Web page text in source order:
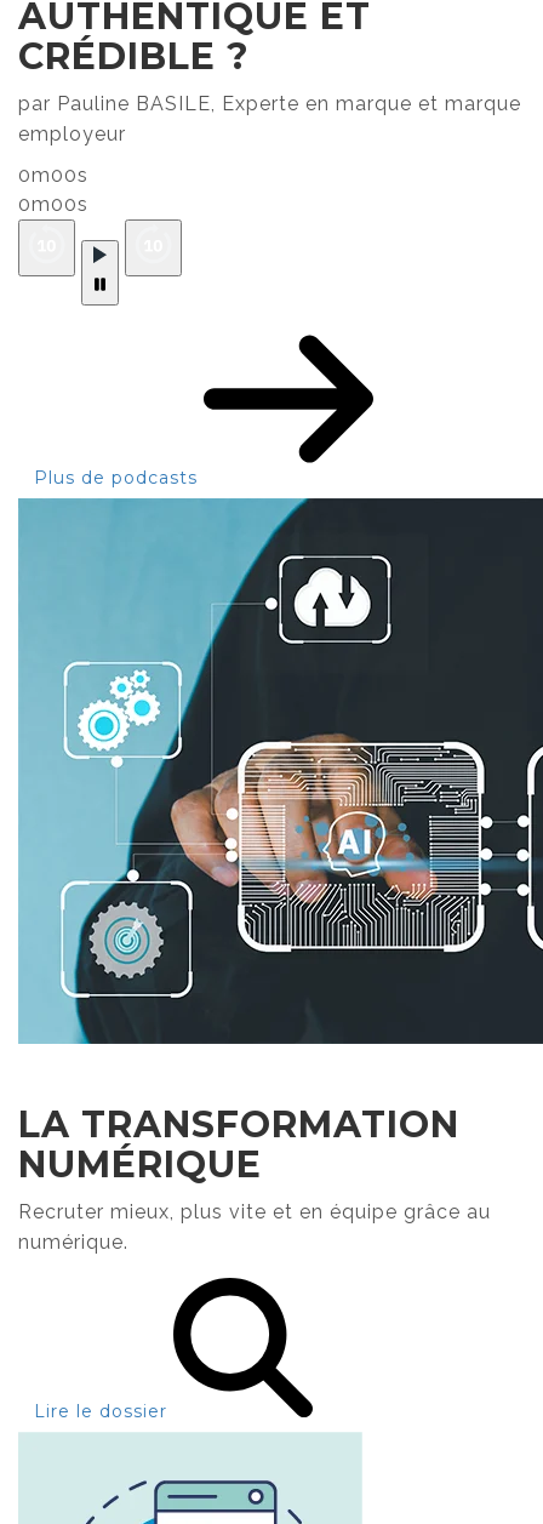
AUTHENTIQUE ET
CRÉDIBLE ?
par Pauline BASILE, Experte en marque et marque
employeur
0m00s
0m00s
Plus de podcasts
LA TRANSFORMATION
NUMÉRIQUE
Recruter mieux, plus vite et en équipe grâce au
numérique.
Lire le dossier